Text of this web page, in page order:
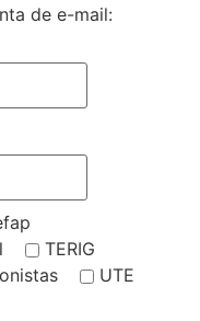
de e-mail:
TERIG
UTE